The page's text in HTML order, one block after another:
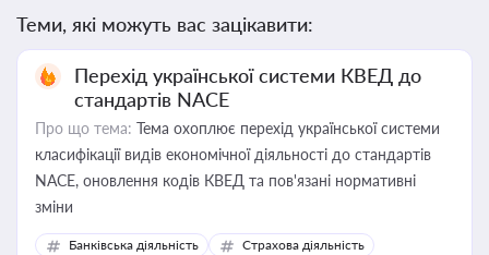
Теми, які можуть вас зацікавити:
Перехід української системи КВЕД до
стандартів NACE
Про що тема: Тема охоплює перехід української системи
класифікації видів економічної діяльності до стандартів
NACE, оновлення кодів КВЕД та пов'язані нормативні
зміни
Банківська діяльність
Страхова діяльність